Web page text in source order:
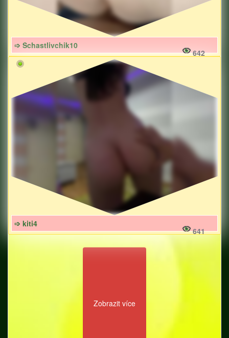
➩ Schastlivchik10
642
➩ kiti4
641
Zobrazit více